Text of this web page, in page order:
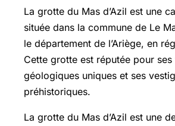
La grotte du Mas d’Azil est une
située dans la commune de Le
le département de l’Ariège, en
Cette grotte est réputée pour
géologiques uniques et ses
préhistoriques.
La grotte du Mas d’Azil est une